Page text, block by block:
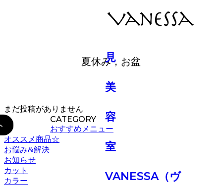
BLOG
夏休み，お盆
まだ投稿がありません
CATEGORY
おすすめメニュー
オススメ商品☆
お悩み&解決
お知らせ
カット
カラー